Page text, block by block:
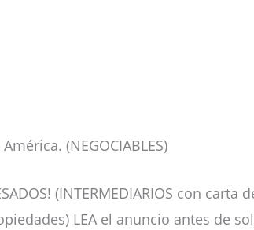
(NEGOCIABLES)
(INTERMEDIARIOS con
LEA el anuncio antes de